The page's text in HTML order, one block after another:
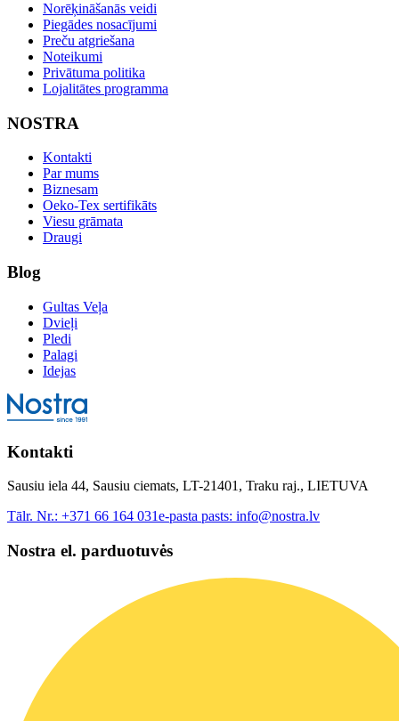
Norēķināšanās veidi
Piegādes nosacījumi
Preču atgriešana
Noteikumi
Privātuma politika
Lojalitātes programma
NOSTRA
Kontakti
Par mums
Biznesam
Oeko-Tex sertifikāts
Viesu grāmata
Draugi
Blog
Gultas Veļa
Dvieļi
Pledi
Palagi
Idejas
Kontakti
Sausiu iela 44, Sausiu ciemats, LT-21401, Traku raj., LIETUVA
Tālr. Nr.: +371 66 164 031e-pasta pasts: info@nostra.lv
Nostra el. parduotuvės